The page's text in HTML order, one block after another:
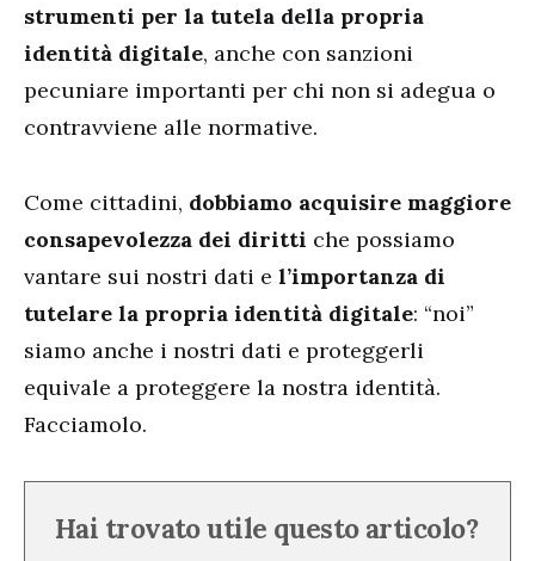
strumenti per la tutela della propria
identità digitale, anche con sanzioni
pecuniare importanti per chi non si adegua o
contravviene alle normative.
Come cittadini, dobbiamo acquisire maggiore
consapevolezza dei diritti che possiamo
vantare sui nostri dati e l’importanza di
tutelare la propria identità digitale: “noi”
siamo anche i nostri dati e proteggerli
equivale a proteggere la nostra identità.
Facciamolo.
Hai trovato utile questo articolo?